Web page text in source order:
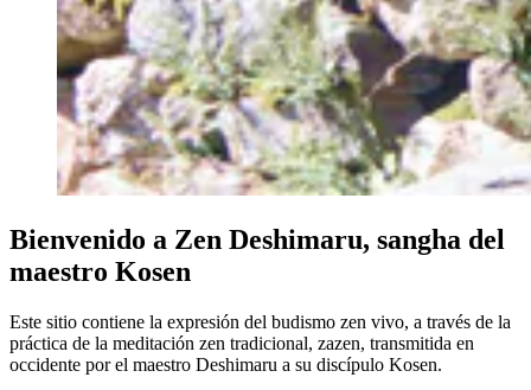
Bienvenido a Zen Deshimaru, sangha del
maestro Kosen
Este sitio contiene la expresión del budismo zen vivo, a través de la
práctica de la meditación zen tradicional, zazen, transmitida en
occidente por el maestro Deshimaru a su discípulo Kosen.